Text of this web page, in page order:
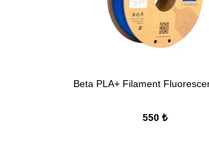
Beta PLA+ Filament
550 ₺